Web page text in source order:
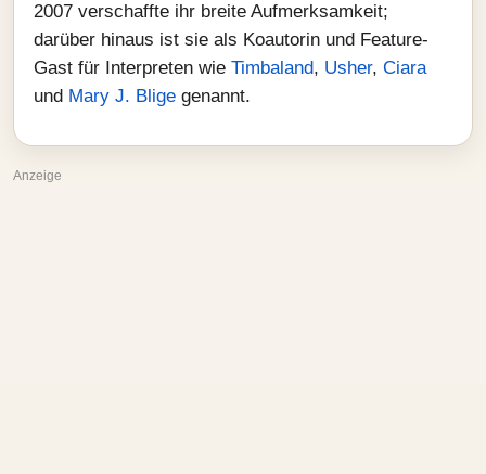
2007 verschaffte ihr breite Aufmerksamkeit;
darüber hinaus ist sie als Koautorin und Feature-
Gast für Interpreten wie Timbaland, Usher, Ciara
und Mary J. Blige genannt.
Anzeige